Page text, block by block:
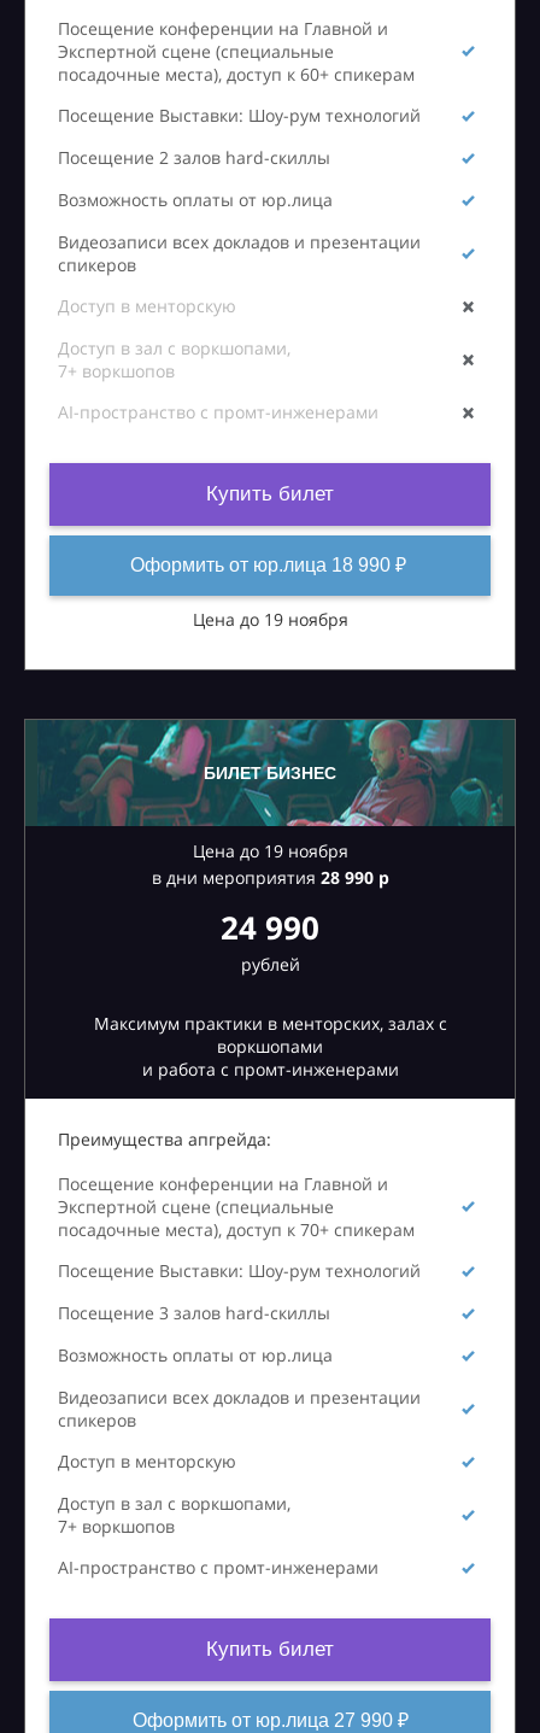
Посещение конференции на Главной и
Экспертной сцене (специальные
посадочные места), доступ к 60+ спикерам
Посещение Выставки: Шоу-рум технологий
Посещение 2 залов hard-скиллы
Возможность оплаты от юр.лица
Видеозаписи всех докладов и презентации
спикеров
Доступ в менторскую
Доступ в зал с воркшопами,
7+ воркшопов
AI-пространство с промт-инженерами
Купить билет
Оформить от юр.лица 18 990 ₽
Цена до 19 ноября
БИЛЕТ БИЗНЕС
Цена до 19 ноября
в дни мероприятия 28990 р
24 990
рублей
Максимум практики в менторских, залах с
воркшопами
и работа с промт-инженерами
Преимущества апгрейда:
Посещение конференции на Главной и
Экспертной сцене (специальные
посадочные места), доступ к 70+ спикерам
Посещение Выставки: Шоу-рум технологий
Посещение 3 залов hard-скиллы
Возможность оплаты от юр.лица
Видеозаписи всех докладов и презентации
спикеров
Доступ в менторскую
Доступ в зал с воркшопами,
7+ воркшопов
AI-пространство с промт-инженерами
Купить билет
Оформить от юр.лица 27 990 ₽